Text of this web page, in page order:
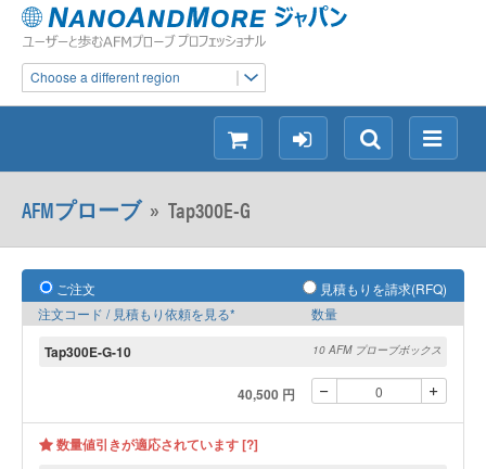
Choose a different region
メ
ニ
検
索
ロ
グ
シ
ョ
ッ
ン
AFMプローブ» Tap300E-G
ご注文
見積もりを請求(RFQ)
注文コード / 見積もり依頼を見る*
数量
Tap300E-G-10 10 AFM プローブボックス
40,500 円
数量値引きが適応されています [?]